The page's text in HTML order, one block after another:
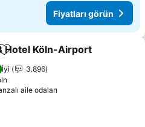
Fiyatları görün
Favorilerime ekle
Hotel Köln-Airport
İyi
3.896
aile odaları